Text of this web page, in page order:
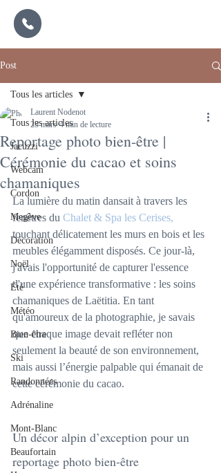
Post
Tous les articles
Jacuzzi
Webcam
Cordon
Megève
Décoration
Noël
Été
Météo
Bien-être
Ski
Randonnées
Adrénaline
Mont-Blanc
Beaufortain
Tous les articles
Reportage photo bien-être |
Cérémonie du cacao et soins
chamaniques
Laurent Nodenot
23 mars 4 min de lecture
La lumière du matin dansait à travers les
fenêtres du Chalet & Spa les Cerises,
touchant délicatement les murs en bois et les
meubles élégamment disposés. Ce jour-là,
j'avais l'opportunité de capturer l'essence
d'une expérience transformative : les soins
chamaniques de Laëtitia. En tant
qu'amoureux de la photographie, je savais
que chaque image devait refléter non
seulement la beauté de son environnement,
mais aussi l’énergie palpable qui émanait de
cette cérémonie du cacao.
Un décor alpin d’exception pour un
reportage photo bien-être